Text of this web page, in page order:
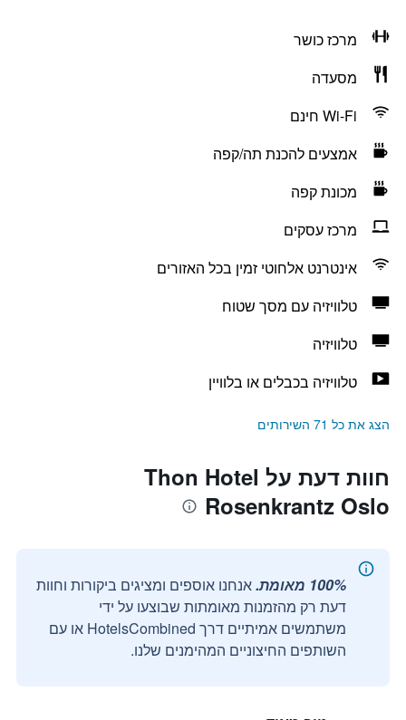
מרכז כושר
מסעדה
Wi-Fi חינם
אמצעים להכנת תה/קפה
מכונת קפה
מרכז עסקים
אינטרנט אלחוטי זמין בכל האזורים
טלוויזיה עם מסך שטוח
טלוויזיה
טלוויזיה בכבלים או בלוויין
הצג את כל 71 השירותים
חוות דעת על Thon Hotel
Rosenkrantz Oslo
100% מאומת.
אנחנו אוספים ומציגים ביקורות וחוות
דעת רק מהזמנות מאומתות שבוצעו על ידי
משתמשים אמיתיים דרך HotelsCombined או עם
השותפים החיצוניים המהימנים שלנו.